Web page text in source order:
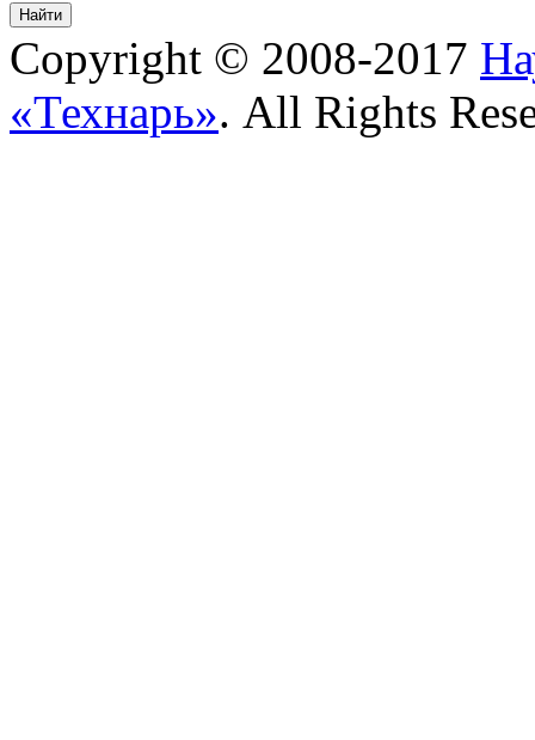
Copyright © 2008-2017
«Технарь». All Rights